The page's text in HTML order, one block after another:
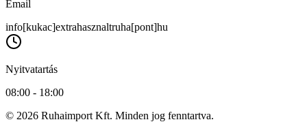
Email
info[kukac]extrahasznaltruha[pont]hu
Nyitvatartás
08:00 - 18:00
© 2026 Ruhaimport Kft. Minden jog fenntartva.